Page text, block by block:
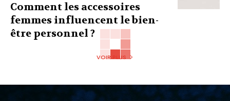
Comment les accessoires
femmes influencent le bien-
être personnel ?
VOIR PLUS